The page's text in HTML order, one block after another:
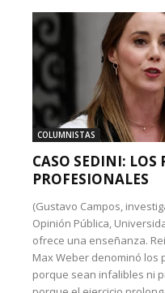
COLUMNISTAS
CASO SEDINI: LOS
PROFESIONALES
(Gustavo Campos,
Opinión Pública,
ofrece una enseñanza.
Max Weber denominó los
porque sean infalibles ni